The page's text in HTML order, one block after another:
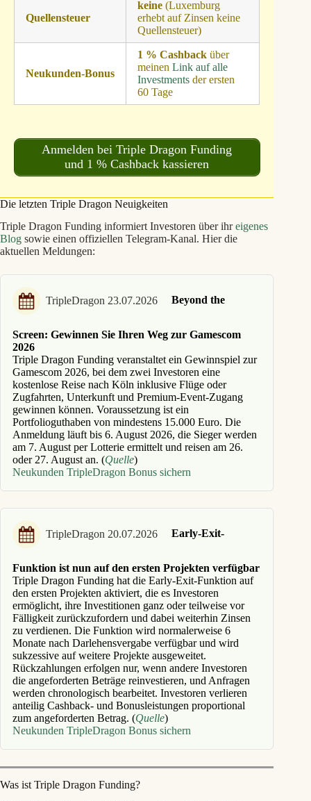
Quellensteuer
keine(Luxemburg
erhebt auf Zinsen keine
Quellensteuer)
Neukunden‑Bonus
1 % Cashbacküber
meinen Link auf alle
Investmentsder ersten
60 Tage
Anmelden bei Triple Dragon Funding
und 1 % Cashback kassieren
Die letzten Triple Dragon Neuigkeiten
Triple Dragon Funding informiert Investoren über ihreigenes
Blog sowie einen offiziellen Telegram‑Kanal. Hier die
aktuellen Meldungen:
TripleDragon 23.07.2026 Beyond the
Screen: Gewinnen Sie Ihren Weg zur Gamescom
2026
Triple Dragon Funding veranstaltet ein Gewinnspiel zur
Gamescom 2026, bei dem zwei Investoren eine
kostenlose Reise nach Köln inklusive Flüge oder
Zugfahrten, Unterkunft und Premium-Event-Zugang
gewinnen können. Voraussetzung ist ein
Portfolioguthaben von mindestens 15.000 Euro. Die
Anmeldung läuft bis 6. August 2026, die Sieger werden
am 7. August per Lotterie ermittelt und reisen am 26.
oder 27. August an. (Quelle)
Neukunden TripleDragon Bonus sichern
TripleDragon 20.07.2026 Early-Exit-
Funktion ist nun auf den ersten Projekten verfügbar
Triple Dragon Funding hat die Early-Exit-Funktion auf
den ersten Projekten aktiviert, die es Investoren
ermöglicht, ihre Investitionen ganz oder teilweise vor
Fälligkeit zurückzufordern und dabei weiterhin Zinsen
zu verdienen. Die Funktion wird normalerweise 6
Monate nach Darlehensvergabe verfügbar und wird
sukzessive auf weitere Projekte ausgeweitet.
Rückzahlungen erfolgen nur, wenn andere Investoren
die angeforderten Beträge reinvestieren, und Anfragen
werden chronologisch bearbeitet. Investoren verlieren
anteilig Cashback- und Bonusleistungen proportional
zum angeforderten Betrag. (Quelle)
Neukunden TripleDragon Bonus sichern
Was ist Triple Dragon Funding?